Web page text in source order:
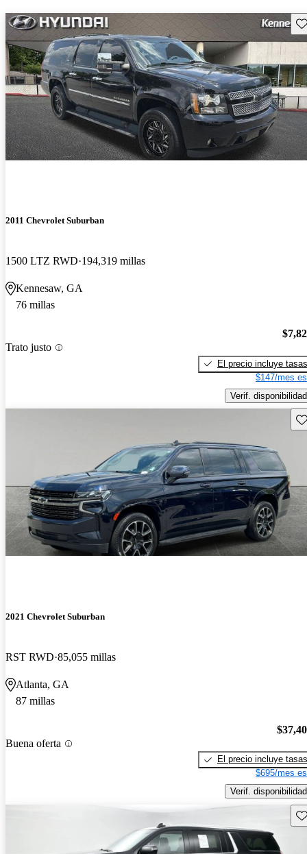
2011 Chevrolet Suburban
1500 LTZ RWD 194,319 millas
Kennesaw, GA
76 millas
Trato justo
El precio incluye tasas
$147/mes
Verif. disponibilidad
2021 Chevrolet Suburban
RST RWD 85,055 millas
Atlanta, GA
87 millas
Buena oferta
El precio incluye tasas
$695/mes
Verif. disponibilidad